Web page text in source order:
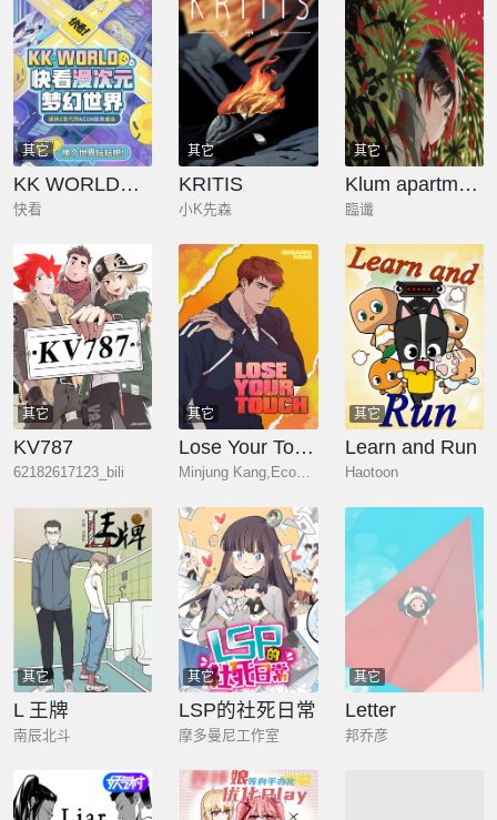
其它
KK WORLD快看漫次元梦幻世界
快看
其它
KRITIS
小K先森
其它
Klum apartment
臨谶
其它
KV787
62182617123_bili
其它
Lose Your Touch
Minjung Kang,Ecomix Media Company
其它
Learn and Run
Haotoon
其它
L 王牌
南辰北斗
其它
LSP的社死日常
摩多曼尼工作室
其它
Letter
邦乔彦